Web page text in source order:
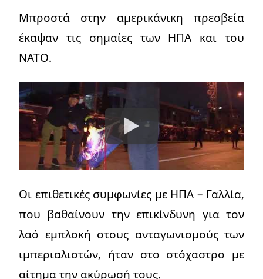
Μπροστά στην αμερικάνικη πρεσβεία
έκαψαν τις σημαίες των ΗΠΑ και του
ΝΑΤΟ.
Οι επιθετικές συμφωνίες με ΗΠΑ – Γαλλία,
που βαθαίνουν την επικίνδυνη για τον
λαό εμπλοκή στους ανταγωνισμούς των
ιμπεριαλιστών, ήταν στο στόχαστρο με
αίτημα την ακύρωσή τους.